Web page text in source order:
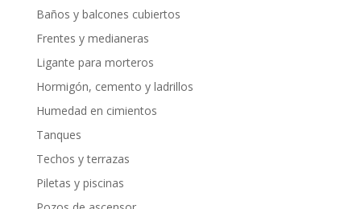
Baños y balcones cubiertos
Frentes y medianeras
Ligante para morteros
Hormigón, cemento y ladrillos
Humedad en cimientos
Tanques
Techos y terrazas
Piletas y piscinas